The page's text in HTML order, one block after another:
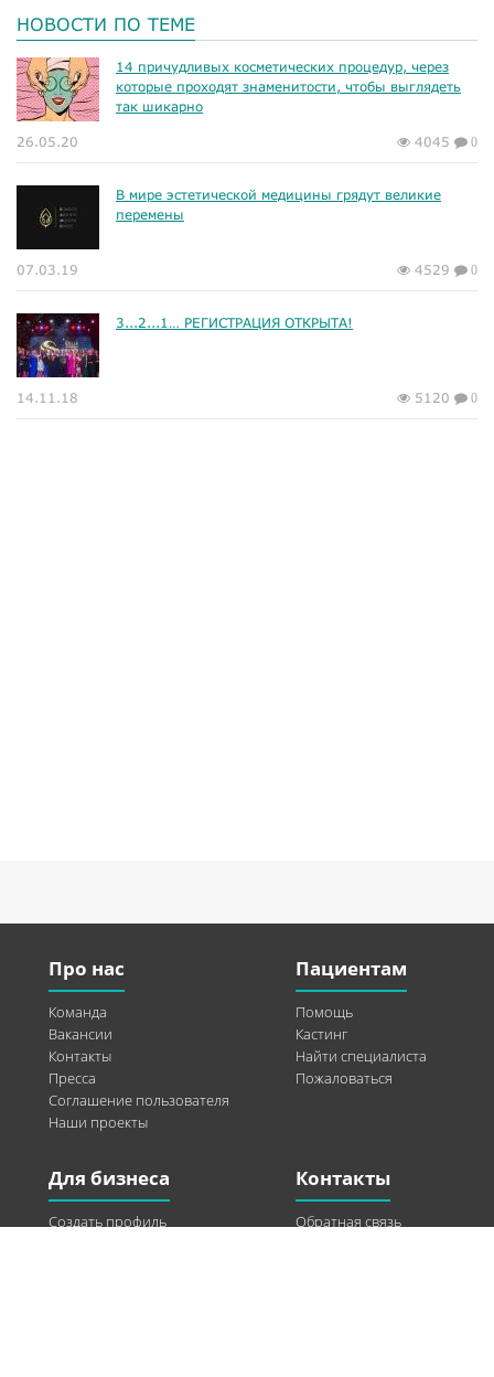
НОВОСТИ ПО ТЕМЕ
14 причудливых косметических процедур, через
которые проходят знаменитости, чтобы выглядеть
так шикарно
26.05.20 4045 0
В мире эстетической медицины грядут великие
перемены
07.03.19 4529 0
3...2...1… РЕГИСТРАЦИЯ ОТКРЫТА!
14.11.18 5120 0
Про нас
Команда
Вакансии
Контакты
Пресса
Соглашение пользователя
Наши проекты
Пациентам
Помощь
Кастинг
Найти специалиста
Пожаловаться
Для бизнеса
Создать профиль
Контакты
Обратная связь